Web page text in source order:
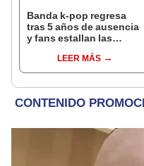
Banda k-pop regresa
tras 5 años de ausencia
y fans estallan las
vida para esto"
LEER MÁS